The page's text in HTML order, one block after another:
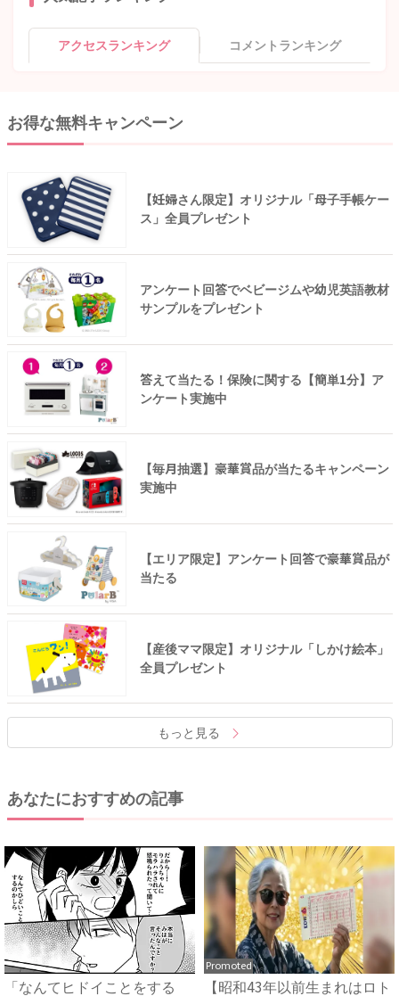
アクセスランキング コメントランキング
お得な無料キャンペーン
【妊婦さん限定】オリジナル「母子手帳ケー
ス」全員プレゼント
アンケート回答でベビージムや幼児英語教材
サンプルをプレゼント
答えて当たる！保険に関する【簡単1分】ア
ンケート実施中
【毎月抽選】豪華賞品が当たるキャンペーン
実施中
【エリア限定】アンケート回答で豪華賞品が
当たる
【産後ママ限定】オリジナル「しかけ絵本」
全員プレゼント
もっと見る
あなたにおすすめの記事
「なんてヒドイことをする
Promoted
【昭和43年以前生まれはロト